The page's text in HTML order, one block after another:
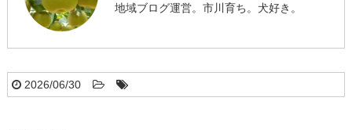
地域ブログ運営。市川育ち。犬好き。
2026/06/30